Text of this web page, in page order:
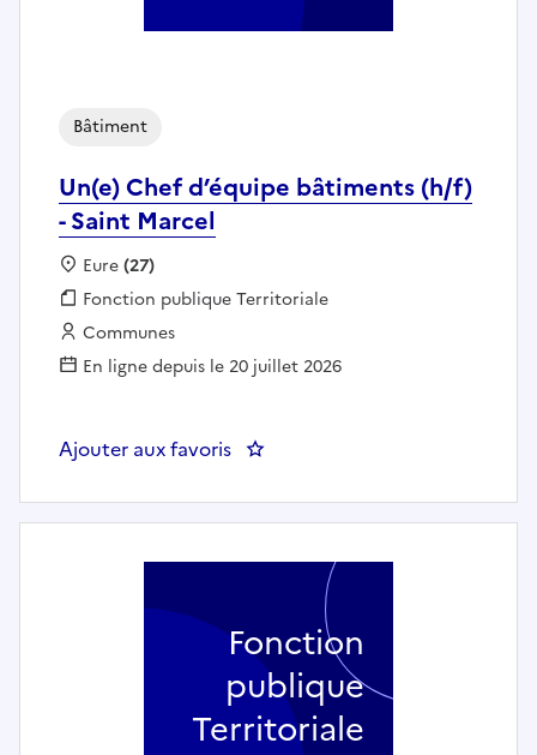
Un(e) Chef d’équipe bâtiments (h/f)
- Saint Marcel
Bâtiment
Localisation :
Eure(27)
Fonction publique :
Fonction publique Territoriale
Employeur :
Communes
En ligne depuis le 20 juillet 2026
Ajouter aux favoris : Un(e) Chef d’équipe
Fonction
publique
Territoriale